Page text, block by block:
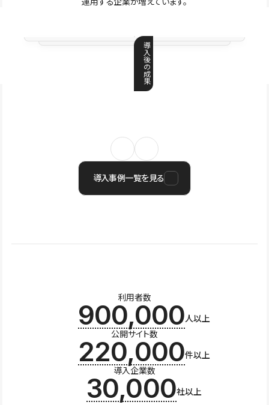
導
入
後
の
成
果
導入事例一覧を見る
利用者数
900,000人以上
公開サイト数
220,000件以上
導入企業数
30,000社以上